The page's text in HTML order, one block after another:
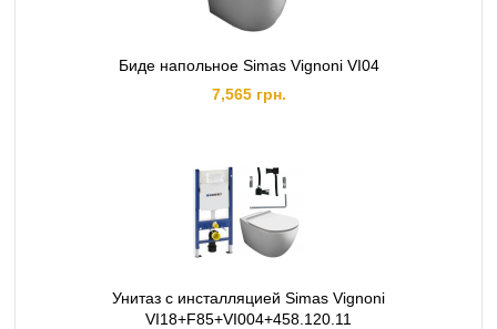
Биде напольное Simas Vignoni VI04
7,565 грн.
Унитаз с инсталляцией Simas Vignoni
VI18+F85+VI004+458.120.11